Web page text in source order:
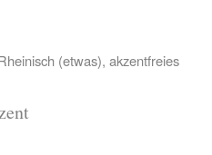
(etwas), akzentfreies